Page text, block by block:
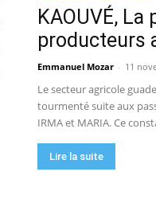
KAOUVÉ,
producteurs
Emmanuel Mozar - 11
Le secteur agricole
tourmenté suite aux
IRMA et MARIA. Ce
Lire la suite